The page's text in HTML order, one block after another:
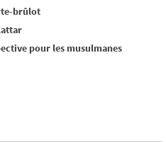
brûlot
pour les musulmanes